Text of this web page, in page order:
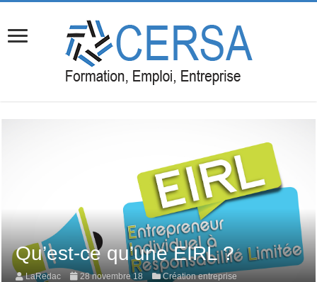
Qu’est-ce qu’une EIRL ?
LaRedac 28 novembre 18 Création entreprise